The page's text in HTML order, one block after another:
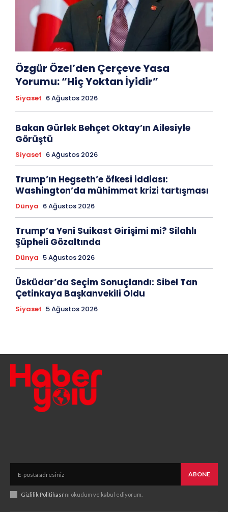
Özgür Özel’den Çerçeve Yasa
Yorumu: “Hiç Yoktan İyidir”
Siyaset 6 Ağustos 2026
Bakan Gürlek Behçet Oktay’ın Ailesiyle
Görüştü
Siyaset 6 Ağustos 2026
Trump’ın Hegseth’e öfkesi iddiası:
Washington’da mühimmat krizi tartışması
Dünya 6 Ağustos 2026
Trump’a Yeni Suikast Girişimi mi? Silahlı
Şüpheli Gözaltında
Dünya 5 Ağustos 2026
Üsküdar’da Seçim Sonuçlandı: Sibel Tan
Çetinkaya Başkanvekili Oldu
Siyaset 5 Ağustos 2026
ABONE
Gizlilik Politikası'nı okudum ve kabul ediyorum.